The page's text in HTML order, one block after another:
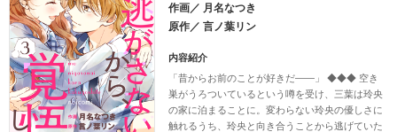
作画／ 月名なつき
原作／ 言ノ葉リン
内容紹介
「昔からお前のことが好きだ――」 ◆◆◆ 空き
巣がうろついているという噂を受け、三葉は玲央
の家に泊まることに。変わらない玲央の優しさに
触れるうち、玲央と向き合うことから逃げていた